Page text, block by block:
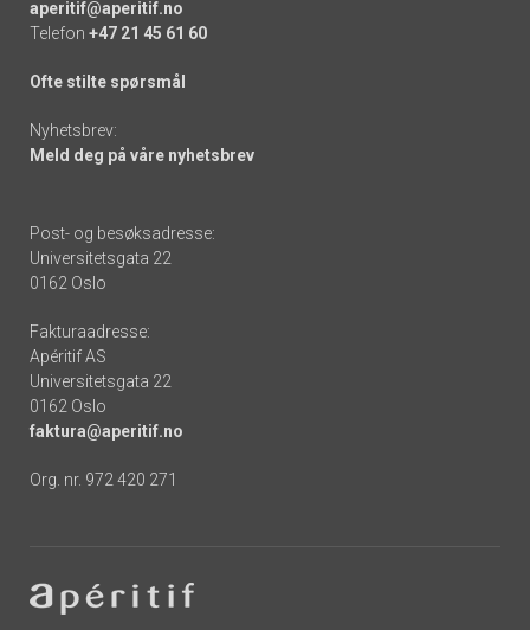
aperitif@aperitif.no
Telefon +47 21 45 61 60
Ofte stilte spørsmål
Nyhetsbrev:
Meld deg på våre nyhetsbrev
Post- og besøksadresse:
Universitetsgata 22
0162 Oslo
Fakturaadresse:
Apéritif AS
Universitetsgata 22
0162 Oslo
faktura@aperitif.no
Org. nr. 972 420 271
-